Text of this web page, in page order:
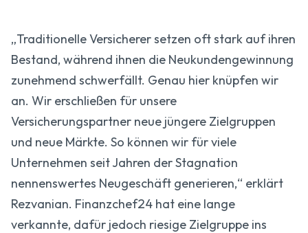
„Traditionelle Versicherer setzen oft stark auf ihren
Bestand, während ihnen die Neukundengewinnung
zunehmend schwerfällt. Genau hier knüpfen wir
an. Wir erschließen für unsere
Versicherungspartner neue jüngere Zielgruppen
und neue Märkte. So können wir für viele
Unternehmen seit Jahren der Stagnation
nennenswertes Neugeschäft generieren,“ erklärt
Rezvanian. Finanzchef24 hat eine lange
verkannte, dafür jedoch riesige Zielgruppe ins